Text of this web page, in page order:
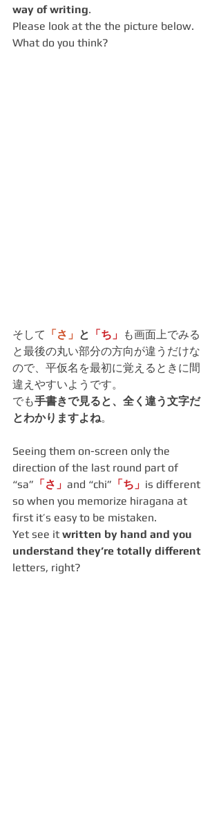
way of writing.
Please look at the the picture below.
What do you think?
そして 「さ」 と 「ち」 も画面上でみる
と最後の丸い部分の方向が違うだけな
ので、平仮名を最初に覚えるときに間
違えやすいようです。
でも手書きで見ると、全く違う文字だ
とわかりますよね。
Seeing them on-screen only the
direction of the last round part of
“sa” 「さ」 and “chi” 「ち」 is different
so when you memorize hiragana at
first it’s easy to be mistaken.
Yet see it written by hand and you
understand they’re totally different
letters, right?